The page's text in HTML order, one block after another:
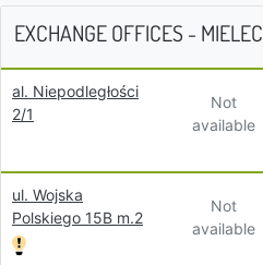
EXCHANGE OFFICES - MIELEC
al. Niepodległości
2/1
Not
available
ul. Wojska
Polskiego 15B m.2
Not
available